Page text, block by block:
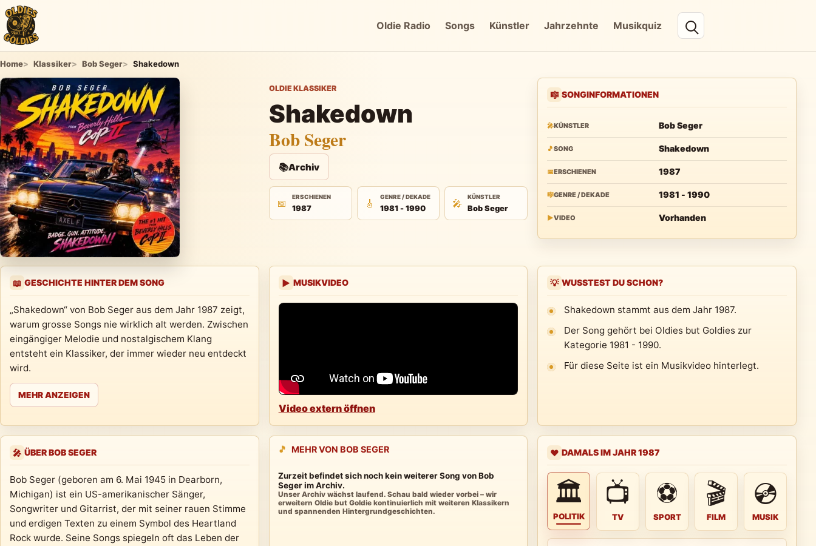
Oldie Radio Songs Künstler Jahrzehnte Musikquiz
Home Klassiker Bob Seger Shakedown
OLDIE KLASSIKER
Shakedown
Bob Seger
📚Archiv
📅
ERSCHIENEN
1987 🎸
GENRE / DEKADE
1981 - 1990 🎤
KÜNSTLER
Bob Seger
🎼 SONGINFORMATIONEN
🎤KÜNSTLER Bob Seger
🎵SONG Shakedown
📅ERSCHIENEN 1987
🎼GENRE / DEKADE 1981 - 1990
▶VIDEO Vorhanden
📖 GESCHICHTE HINTER DEM SONG
„Shakedown“ von Bob Seger aus dem Jahr 1987 zeigt,
warum grosse Songs nie wirklich alt werden. Zwischen
eingängiger Melodie und nostalgischem Klang
entsteht ein Klassiker, der immer wieder neu entdeckt
wird.
MEHR ANZEIGEN
▶ MUSIKVIDEO
Video extern öffnen
💡 WUSSTEST DU SCHON?
Shakedown stammt aus dem Jahr 1987.
Der Song gehört bei Oldies but Goldies zur
Kategorie 1981 - 1990.
Für diese Seite ist ein Musikvideo hinterlegt.
🎤 ÜBER BOB SEGER
Bob Seger (geboren am 6. Mai 1945 in Dearborn,
Michigan) ist ein US-amerikanischer Sänger,
Songwriter und Gitarrist, der mit seiner rauen Stimme
und erdigen Texten zu einem Symbol des Heartland
Rock wurde. Seine Songs spiegeln oft das Leben der
🎵 MEHR VON BOB SEGER
Zurzeit befindet sich noch kein weiterer Song von Bob
Seger im Archiv.
Unser Archiv wächst laufend. Schau bald wieder vorbei – wir
erweitern Oldie but Goldie kontinuierlich mit weiteren Klassikern
und spannenden Hintergrundgeschichten.
❤️ DAMALS IM JAHR 1987
🏛
POLITIK
📺
TV
⚽
SPORT
🎬
FILM
💿
MUSIK